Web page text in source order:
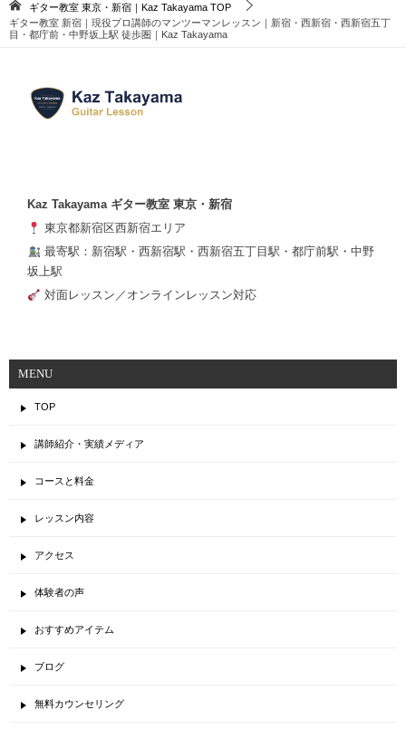
ギター教室 東京・新宿｜Kaz Takayama TOP
ギター教室 新宿｜現役プロ講師のマンツーマンレッスン｜新宿・西新宿・西新宿五丁
目・都庁前・中野坂上駅 徒歩圏｜Kaz Takayama
Kaz Takayama ギター教室 東京・新宿
東京都新宿区西新宿エリア
最寄駅：新宿駅・西新宿駅・西新宿五丁目駅・都庁前駅・中野
坂上駅
対面レッスン／オンラインレッスン対応
MENU
TOP
講師紹介・実績メディア
コースと料金
レッスン内容
アクセス
体験者の声
おすすめアイテム
ブログ
無料カウンセリング